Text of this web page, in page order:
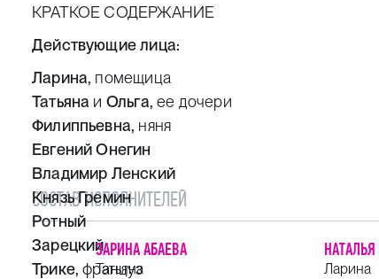
КРАТКОЕ СОДЕРЖАНИЕ
Действующие лица:
Ларина, помещица
Татьяна и Ольга,ее дочери
Филиппьевна, няня
Евгений Онегин
Владимир Ленский
Князь Гремин
Ротный
Зарецкий
Трике,француз
СОСТАВ ИСПОЛНИТЕЛЕЙ
ЗАРИНА АБАЕВА
Татьяна Ларина